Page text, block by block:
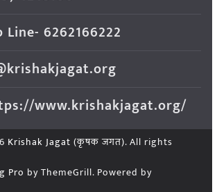
6262166222
www.krishakjagat.org/
Krishak Jagat (कृषक जगत). All rights
Pro by ThemeGrill. Powered by